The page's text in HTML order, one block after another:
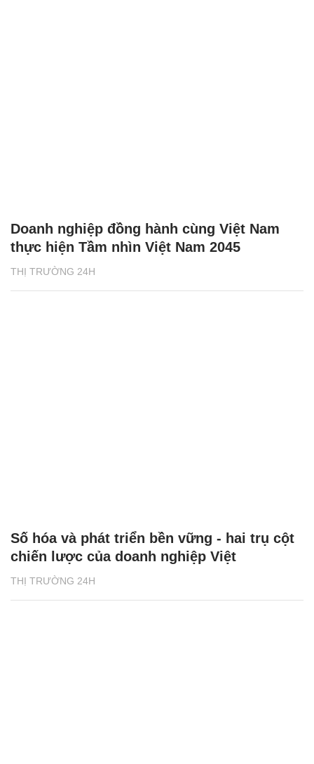
THỊ TRƯỜNG 24H
Doanh nghiệp đồng hành cùng Việt Nam
thực hiện Tầm nhìn Việt Nam 2045
THỊ TRƯỜNG 24H
Số hóa và phát triển bền vững - hai trụ cột
chiến lược của doanh nghiệp Việt